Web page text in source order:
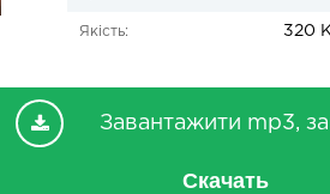
Якість: 320
Завантажити mp3,
Скачать